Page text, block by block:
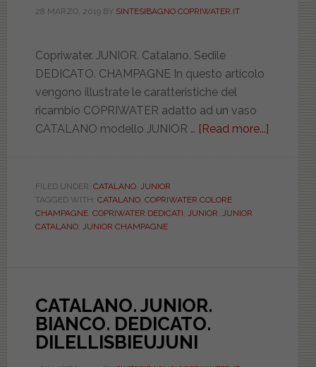
28 MARZO, 2019BY SINTESIBAGNO COPRIWATER.IT
Copriwater. JUNIOR. Catalano. Sedile
DEDICATO. CHAMPAGNE In questo articolo
vengono illustrate le caratteristiche del
ricambio COPRIWATER adatto ad un vaso
CATALANO modello JUNIOR … [Read more...]
FILED UNDER: CATALANO, JUNIOR
TAGGED WITH: CATALANO, COPRIWATER COLORE
CHAMPAGNE, COPRIWATER DEDICATI, JUNIOR, JUNIOR
CATALANO, JUNIOR CHAMPAGNE
CATALANO. JUNIOR.
BIANCO. DEDICATO.
DILELLISBIEUJUNI